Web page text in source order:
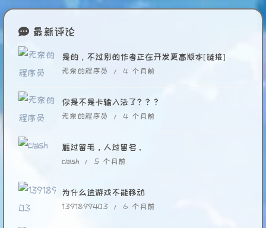
最新评论
是的，不过别的作者正在开发更高版本[链接]
无奈的程序员 / 4 个月前
你是不是卡输入法了？？？
无奈的程序员 / 4 个月前
雁过留毛，人过留名。
clash / 5 个月前
为什么进游戏不能移动
1391899403 / 6 个月前